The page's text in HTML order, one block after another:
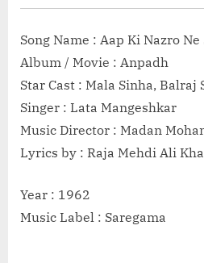
Song Name : Aap Ki Nazro Ne
Album / Movie : Anpadh
Star Cast : Mala Sinha, Balraj
Singer : Lata Mangeshkar
Music Director : Madan
Lyrics by : Raja Mehdi Ali
Year : 1962
Music Label : Saregama